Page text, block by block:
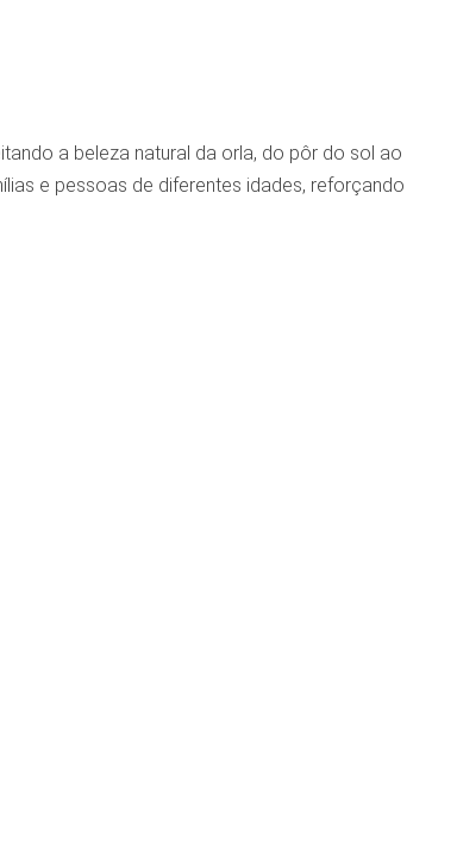
a beleza natural da orla, do pôr do sol ao
e pessoas de diferentes idades, reforçando